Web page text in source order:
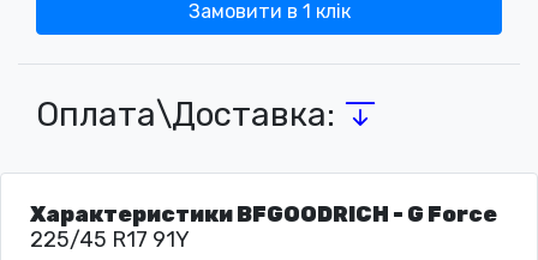
Замовити в 1 клік
Оплата\Доставка:
Характеристики BFGOODRICH - G Force
225/45 R17 91Y